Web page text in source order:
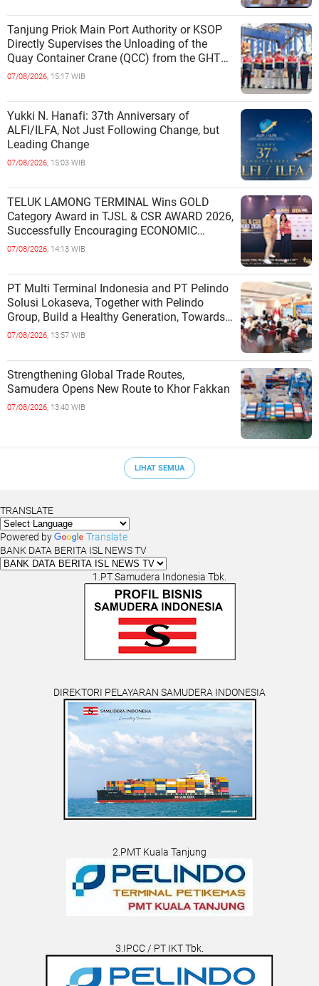
Tanjung Priok Main Port Authority or KSOP
Directly Supervises the Unloading of the
Quay Container Crane (QCC) from the GHT
Marimas Ship at the North J
07/08/2026, 15:17 WIB
Yukki N. Hanafi: 37th Anniversary of
ALFI/ILFA, Not Just Following Change, but
Leading Change
07/08/2026, 15:03 WIB
TELUK LAMONG TERMINAL Wins GOLD
Category Award in TJSL & CSR AWARD 2026,
Successfully Encouraging ECONOMIC
INDEPENDENCE OF COASTAL
07/08/2026, 14:13 WIB
PT Multi Terminal Indonesia and PT Pelindo
Solusi Lokaseva, Together with Pelindo
Group, Build a Healthy Generation, Towards
a Golden Indonesia
07/08/2026, 13:57 WIB
Strengthening Global Trade Routes,
Samudera Opens New Route to Khor Fakkan
07/08/2026, 13:40 WIB
LIHAT SEMUA
TRANSLATE
Powered by
Translate
BANK DATA BERITA ISL NEWS TV
1.PT Samudera Indonesia Tbk.
DIREKTORI PELAYARAN SAMUDERA INDONESIA
2.PMT Kuala Tanjung
3.IPCC / PT IKT Tbk.